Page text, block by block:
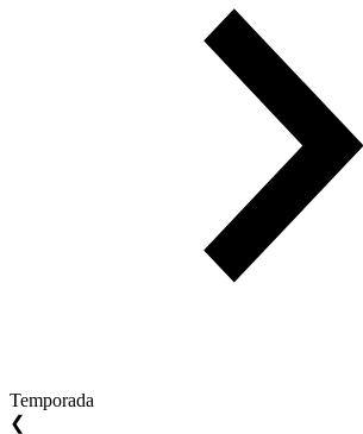
Temporada
❮